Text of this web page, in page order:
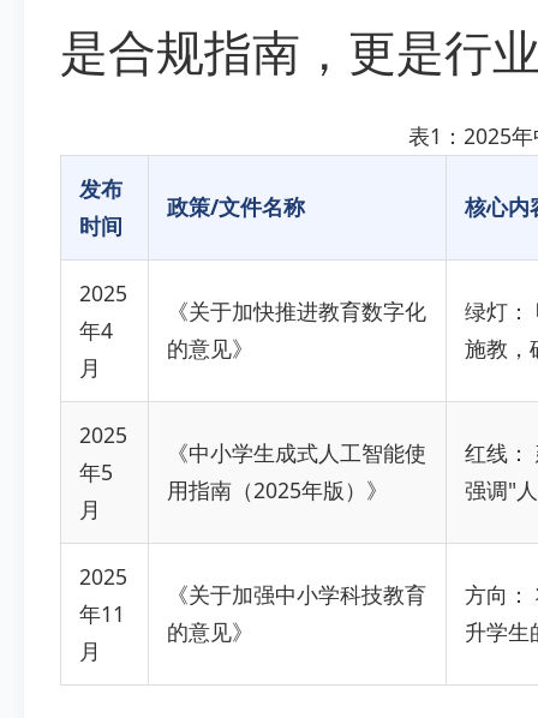
是合规指南，更是行
表1：2025
发布
时间
政策/文件名称 核心内
2025
年4
月
《关于加快推进教育数字化
的意见》
绿灯：
施教，
2025
年5
月
《中小学生成式人工智能使
用指南（2025年版）》
红线：
强调"
2025
年11
月
《关于加强中小学科技教育
的意见》
方向：
升学生